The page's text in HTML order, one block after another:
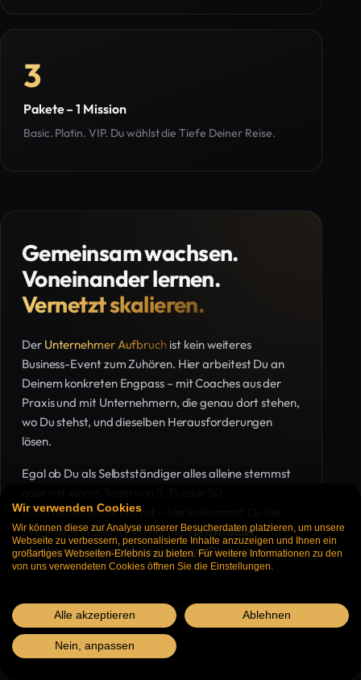
3
Pakete – 1 Mission
Basic. Platin. VIP. Du wählst die Tiefe Deiner Reise.
Gemeinsam wachsen.
Voneinander lernen.
Vernetzt skalieren.
Der Unternehmer Aufbruch ist kein weiteres
Business-Event zum Zuhören. Hier arbeitest Du an
Deinem konkreten Engpass – mit Coaches aus der
Praxis und mit Unternehmern, die genau dort stehen,
wo Du stehst, und dieselben Herausforderungen
lösen.
Egal ob Du als Selbstständiger alles alleine stemmst
Mitarbeitenden arbeitest – hier bekommst Du die
Systeme, um Dein Unternehmenprofitabler,
planbarer und unabhängiger von Diraufzustellen.
Wir verwenden Cookies
Wir können diese zur Analyse unserer Besucherdaten platzieren, um unsere
Webseite zu verbessern, personalisierte Inhalte anzuzeigen und Ihnen ein
großartiges Webseiten-Erlebnis zu bieten. Für weitere Informationen zu den
von uns verwendeten Cookies öffnen Sie die Einstellungen.
Alle akzeptieren Ablehnen
Nein, anpassen